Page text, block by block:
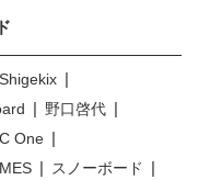
Shigekix
野口啓代
One
スノーボード